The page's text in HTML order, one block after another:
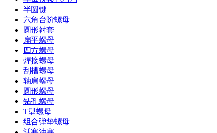
半圆键
六角台阶螺母
圆形衬套
扁平螺母
四方螺母
焊接螺母
刮槽螺母
轴肩螺母
圆形螺母
钻孔螺母
T型螺母
组合弹垫螺母